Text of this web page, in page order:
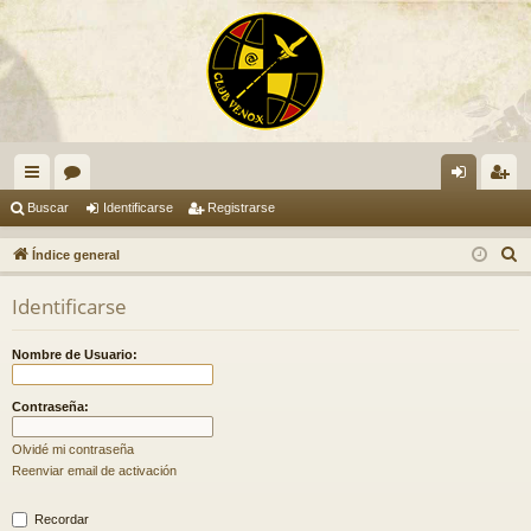
nl
ac
es
rá
pi
do
s
or
os nti
fic
ist
ra
Buscar Identificarse Registrarse
Índice general
u
Identificarse
Nombre de Usuario:
Contraseña:
Olvidé mi contraseña
Reenviar email de activación
Recordar